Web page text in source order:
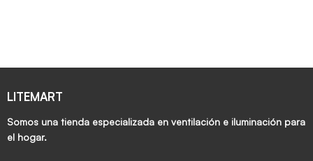
LITEMART
Somos una tienda especializada en ventilación e iluminación para
el hogar.